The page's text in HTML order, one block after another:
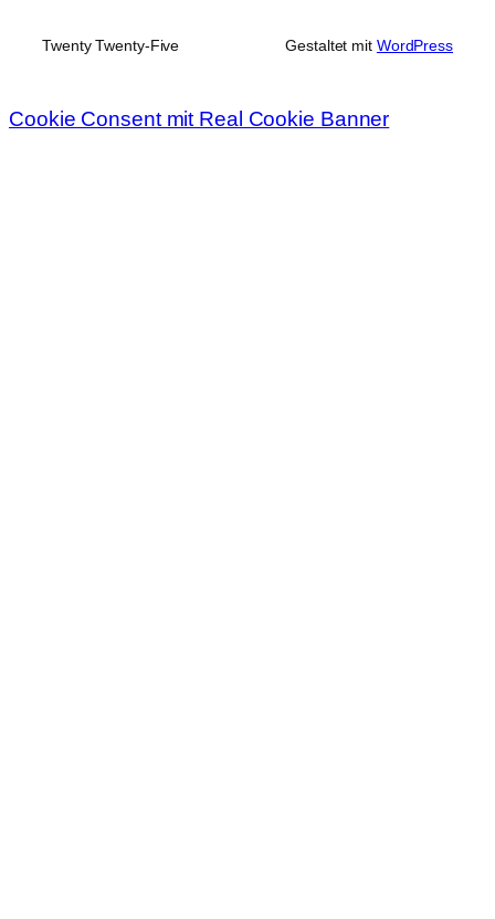
Twenty Twenty-Five Gestaltet mit WordPress
Cookie Consent mit Real Cookie Banner